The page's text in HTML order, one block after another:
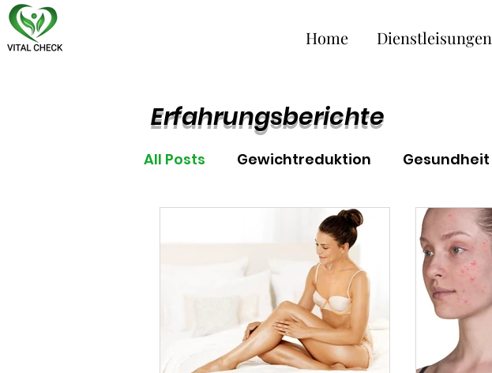
Home Dienstleisungen
All Posts Gewichtreduktion Gesundheit
Erfahrungsberichte